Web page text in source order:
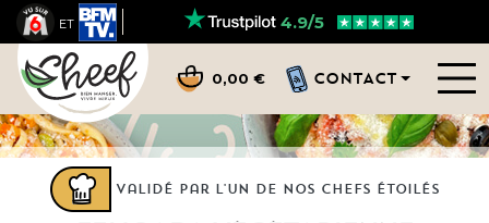
ET 4.9/5
0,00 € CONTACT
Validé par l'un de nos chefs étoilés